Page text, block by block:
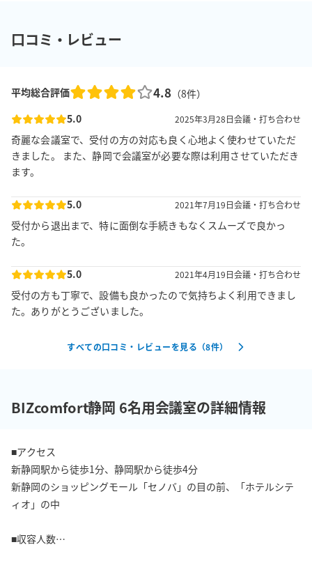
口コミ・レビュー
平均総合評価 4.8（8件）
5.0
2025年3月28日会議・打ち合わせ
奇麗な会議室で、受付の方の対応も良く心地よく使わせていただ
きました。 また、静岡で会議室が必要な際は利用させていただき
ます。
5.0 2021年7月19日会議・打ち合わせ
受付から退出まで、特に面倒な手続きもなくスムーズで良かっ
た。
5.0 2021年4月19日会議・打ち合わせ
受付の方も丁寧で、設備も良かったので気持ちよく利用できまし
た。ありがとうございました。
すべての口コミ・レビューを見る（8件）
BIZcomfort静岡 6名用会議室の詳細情報
■アクセス
新静岡駅から徒歩1分、静岡駅から徒歩4分
新静岡のショッピングモール「セノバ」の目の前、「ホテルシテ
ィオ」の中
■収容人数